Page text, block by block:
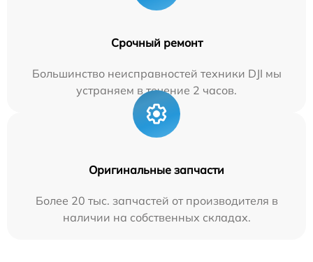
Срочный ремонт
Большинство неисправностей техники DJI мы
устраняем в течение 2 часов.
Оригинальные запчасти
Более 20 тыс. запчастей от производителя в
наличии на собственных складах.